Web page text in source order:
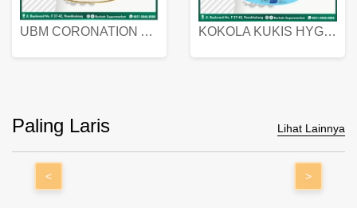
UBM CORONATION ASSORTED BISKUIT KALENG 450 GRAM KOKOLA KUKIS HYGIENIC MILK VANILLA PACK 320 GR
Paling Laris Lihat Lainnya
< >